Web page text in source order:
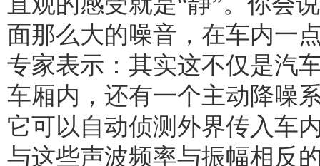
面那么大的噪音，在车内一
专家表示：其实这不仅是汽
车厢内，还有一个主动降噪
它可以自动侦测外界传入车
与这些声波频率与振幅相反